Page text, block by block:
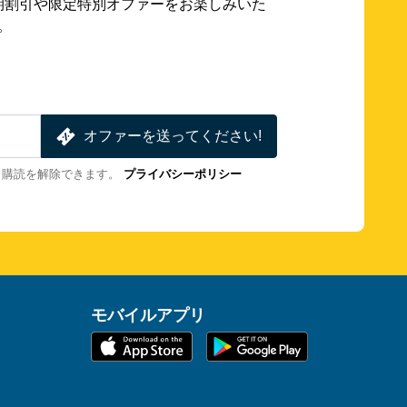
引や限定特別オファーをお楽しみいた
オファーを送ってください!
読を解除できます。 プライバシーポリシー
モバイルアプリ